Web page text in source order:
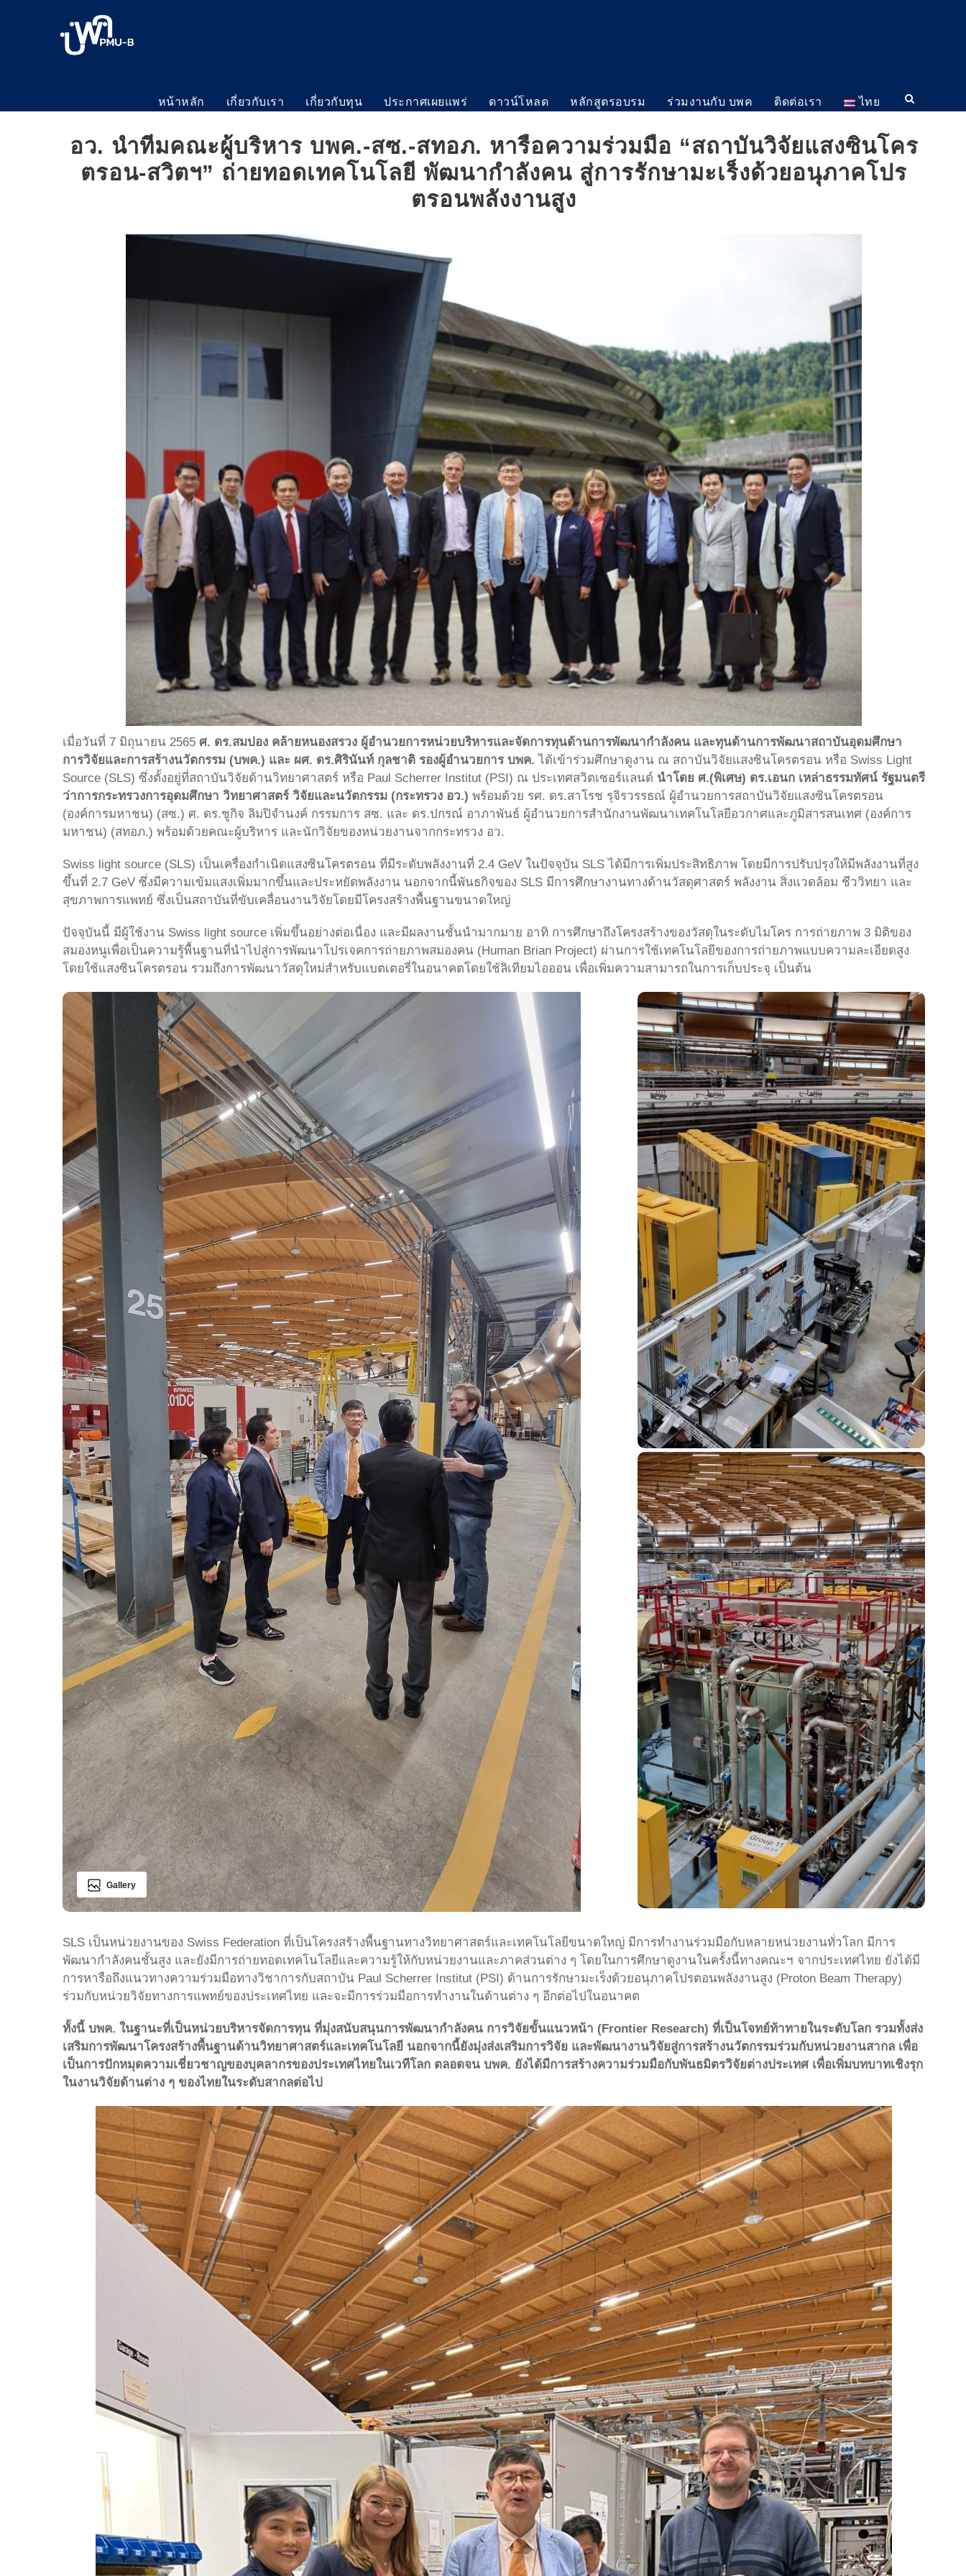
หน้าหลัก เกี่ยวกับเรา เกี่ยวกับทุน ประกาศเผยแพร่ ดาวน์โหลด หลักสูตรอบรม ร่วมงานกับ บพค ติดต่อเรา ไทย
อว. นำทีมคณะผู้บริหาร บพค.-สซ.-สทอภ. หารือความร่วมมือ “สถาบันวิจัยแสงซินโคร
ตรอน-สวิตฯ” ถ่ายทอดเทคโนโลยี พัฒนากำลังคน สู่การรักษามะเร็งด้วยอนุภาคโปร
ตรอนพลังงานสูง
เมื่อวันที่ 7 มิถุนายน 2565 ศ. ดร.สมปอง คล้ายหนองสรวง ผู้อำนวยการหน่วยบริหารและจัดการทุนด้านการพัฒนากำลังคน และทุนด้านการพัฒนาสถาบันอุดมศึกษา
การวิจัยและการสร้างนวัตกรรม (บพค.) และ ผศ. ดร.ศิรินันท์ กุลชาติ รองผู้อำนวยการ บพค. ได้เข้าร่วมศึกษาดูงาน ณ สถาบันวิจัยแสงซินโครตรอน หรือ Swiss Light
Source (SLS) ซึ่งตั้งอยู่ที่สถาบันวิจัยด้านวิทยาศาสตร์ หรือ Paul Scherrer Institut (PSI) ณ ประเทศสวิตเซอร์แลนด์ นำโดย ศ.(พิเศษ) ดร.เอนก เหล่าธรรมทัศน์ รัฐมนตรี
ว่าการกระทรวงการอุดมศึกษา วิทยาศาสตร์ วิจัยและนวัตกรรม (กระทรวง อว.) พร้อมด้วย รศ. ดร.สาโรช รุจิรวรรธณ์ ผู้อำนวยการสถาบันวิจัยแสงซินโครตรอน
(องค์การมหาชน) (สซ.) ศ. ดร.ชูกิจ ลิมปิจำนงค์ กรรมการ สซ. และ ดร.ปกรณ์ อาภาพันธ์ ผู้อำนวยการสำนักงานพัฒนาเทคโนโลยีอวกาศและภูมิสารสนเทศ (องค์การ
มหาชน) (สทอภ.) พร้อมด้วยคณะผู้บริหาร และนักวิจัยของหน่วยงานจากกระทรวง อว.
Swiss light source (SLS) เป็นเครื่องกำเนิดแสงซินโครตรอน ที่มีระดับพลังงานที่ 2.4 GeV ในปัจจุบัน SLS ได้มีการเพิ่มประสิทธิภาพ โดยมีการปรับปรุงให้มีพลังงานที่สูง
ขึ้นที่ 2.7 GeV ซึ่งมีความเข้มแสงเพิ่มมากขึ้นและประหยัดพลังงาน นอกจากนี้พันธกิจของ SLS มีการศึกษางานทางด้านวัสดุศาสตร์ พลังงาน สิ่งแวดล้อม ชีววิทยา และ
สุขภาพการแพทย์ ซึ่งเป็นสถาบันที่ขับเคลื่อนงานวิจัยโดยมีโครงสร้างพื้นฐานขนาดใหญ่
ปัจจุบันนี้ มีผู้ใช้งาน Swiss light source เพิ่มขึ้นอย่างต่อเนื่อง และมีผลงานชั้นนำมากมาย อาทิ การศึกษาถึงโครงสร้างของวัสดุในระดับไมโคร การถ่ายภาพ 3 มิติของ
สมองหนูเพื่อเป็นความรู้พื้นฐานที่นำไปสู่การพัฒนาโปรเจคการถ่ายภาพสมองคน (Human Brian Project) ผ่านการใช้เทคโนโลยีของการถ่ายภาพแบบความละเอียดสูง
โดยใช้แสงซินโครตรอน รวมถึงการพัฒนาวัสดุใหม่สำหรับแบตเตอรี่ในอนาคตโดยใช้ลิเทียมไอออน เพื่อเพิ่มความสามารถในการเก็บประจุ เป็นต้น
Gallery
SLS เป็นหน่วยงานของ Swiss Federation ที่เป็นโครงสร้างพื้นฐานทางวิทยาศาสตร์และเทคโนโลยีขนาดใหญ่ มีการทำงานร่วมมือกับหลายหน่วยงานทั่วโลก มีการ
พัฒนากำลังคนชั้นสูง และยังมีการถ่ายทอดเทคโนโลยีและความรู้ให้กับหน่วยงานและภาคส่วนต่าง ๆ โดยในการศึกษาดูงานในครั้งนี้ทางคณะฯ จากประเทศไทย ยังได้มี
การหารือถึงแนวทางความร่วมมือทางวิชาการกับสถาบัน Paul Scherrer Institut (PSI) ด้านการรักษามะเร็งด้วยอนุภาคโปรตอนพลังงานสูง (Proton Beam Therapy)
ร่วมกับหน่วยวิจัยทางการแพทย์ของประเทศไทย และจะมีการร่วมมือการทำงานในด้านต่าง ๆ อีกต่อไปในอนาคต
ทั้งนี้ บพค. ในฐานะที่เป็นหน่วยบริหารจัดการทุน ที่มุ่งสนับสนุนการพัฒนากำลังคน การวิจัยขั้นแนวหน้า (Frontier Research) ที่เป็นโจทย์ท้าทายในระดับโลก รวมทั้งส่ง
เสริมการพัฒนาโครงสร้างพื้นฐานด้านวิทยาศาสตร์และเทคโนโลยี นอกจากนี้ยังมุ่งส่งเสริมการวิจัย และพัฒนางานวิจัยสู่การสร้างนวัตกรรมร่วมกับหน่วยงานสากล เพื่อ
เป็นการปักหมุดความเชี่ยวชาญของบุคลากรของประเทศไทยในเวทีโลก ตลอดจน บพค. ยังได้มีการสร้างความร่วมมือกับพันธมิตรวิจัยต่างประเทศ เพื่อเพิ่มบทบาทเชิงรุก
ในงานวิจัยด้านต่าง ๆ ของไทยในระดับสากลต่อไป